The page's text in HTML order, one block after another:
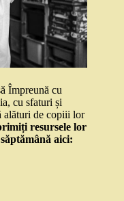
Împreună cu
cu sfaturi și
alături de copiii lor
resursele lor
aici: